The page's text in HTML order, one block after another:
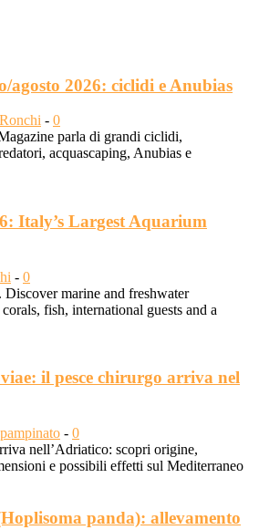
2026: ciclidi e Anubias
- 0
parla di grandi ciclidi,
acquascaping, Anubias e
Italy’s Largest Aquarium
- 0
marine and freshwater
fish, international guests and a
il pesce chirurgo arriva nel
- 0
nell’Adriatico: scopri origine,
e possibili effetti sul Mediterraneo
panda): allevamento